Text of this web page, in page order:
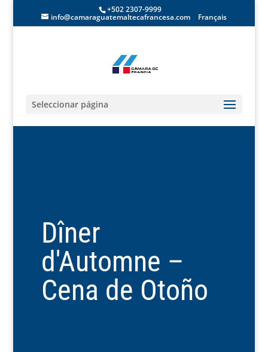
+502 2307-9999
info@camaraguatemaltecafrancesa.com Français
Seleccionar página
Dîner
d'Automne –
Cena de Otoño